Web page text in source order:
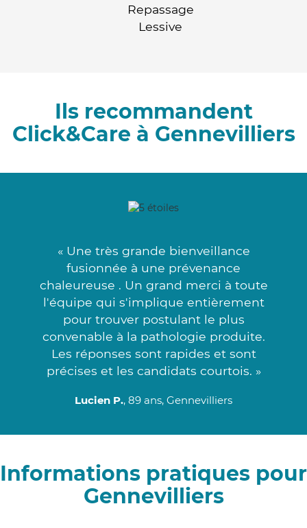
Repassage
Lessive
Ils recommandent
Click&Care à Gennevilliers
« Une très grande bienveillance
fusionnée à une prévenance
chaleureuse . Un grand merci à toute
l'équipe qui s'implique entièrement
pour trouver postulant le plus
convenable à la pathologie produite.
Les réponses sont rapides et sont
précises et les candidats courtois. »
Lucien P., 89 ans, Gennevilliers
Informations pratiques pour
Gennevilliers